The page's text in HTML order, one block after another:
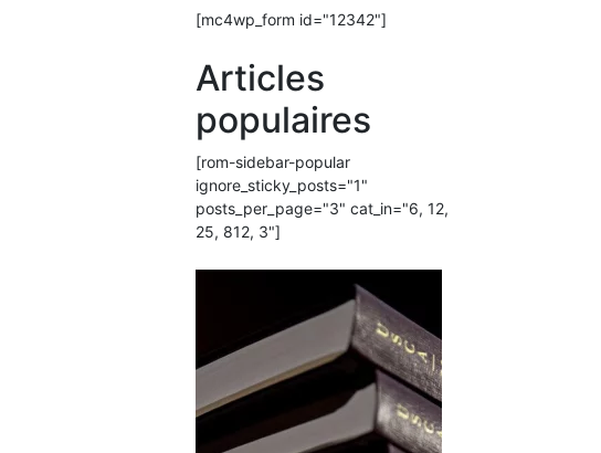
[mc4wp_form id="12342"]
Articles
populaires
[rom-sidebar-popular
ignore_sticky_posts="1"
posts_per_page="3" cat_in="6, 12,
25, 812, 3"]